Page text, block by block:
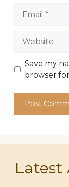
Save my
browser
Latest